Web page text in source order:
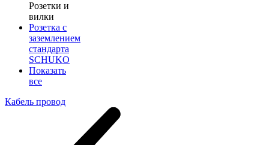
Розетки и
вилки
Розетка с
заземлением
стандарта
SCHUKO
Показать
все
Кабель провод